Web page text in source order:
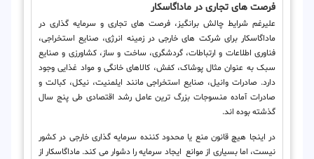
فرصت های تجاری در ماداگاسکار
علیرغم شرایط چالش برانگیز، فرصت های تجاری و سرمایه گذاری در
ماداگاسکار برای شرکت های خارجی در زمینه انرژی، صنایع استخراجی،
فناوری اطلاعات و ارتباطات، گردشگری، ساخت و ساز، کشاورزی و صنایع
سبک به عنوان مثال پوشاک، کفش، کالاهای خانگی و مواد غذایی وجود
دارد. صادرات وانیل، صنایع استخراجی مانند ایلمنیت، نیکل، کبالت و
صادرات آماده منسوجات بزرگ ترین عامل رشد اقتصادی طی پنج سال
گذشته بوده اند.
در اینجا هیچ قانون منع یا محدود کننده سرمایه گذاری خارجی در کشور
نیست، اما بسیاری از موانع ایجاد سرمایه را دشوار می کند. ماداگاسکار از